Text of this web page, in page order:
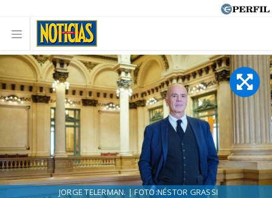
JORGE TELERMAN. | FOTO:NÉSTOR GRASSI